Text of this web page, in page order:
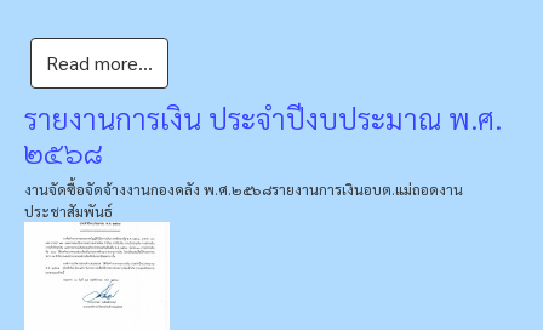
Read more...
รายงานการเงิน ประจำปีงบประมาณ พ.ศ.
๒๕๖๘
งานจัดซื้อจัดจ้างงานกองคลัง พ.ศ.๒๕๖๘รายงานการเงินอบต.แม่ถอดงาน
ประชาสัมพันธ์